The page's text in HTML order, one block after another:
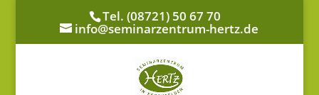
Tel. (08721) 50 67 70
info@seminarzentrum-hertz.de